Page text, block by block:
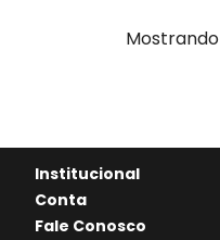
Mostrando
Institucional
Conta
Fale Conosco